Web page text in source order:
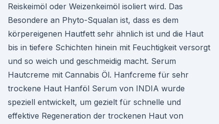
Reiskeimöl oder Weizenkeimöl isoliert wird. Das
Besondere an Phyto-Squalan ist, dass es dem
körpereigenen Hautfett sehr ähnlich ist und die Haut
bis in tiefere Schichten hinein mit Feuchtigkeit versorgt
und so weich und geschmeidig macht. Serum
Hautcreme mit Cannabis Öl. Hanfcreme für sehr
trockene Haut Hanföl Serum von INDIA wurde
speziell entwickelt, um gezielt für schnelle und
effektive Regeneration der trockenen Haut von